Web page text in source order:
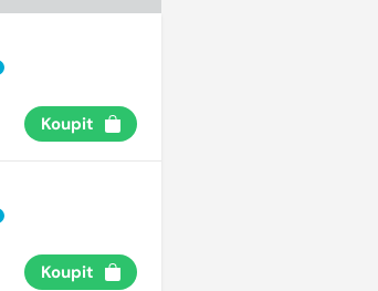
Koupit
Koupit